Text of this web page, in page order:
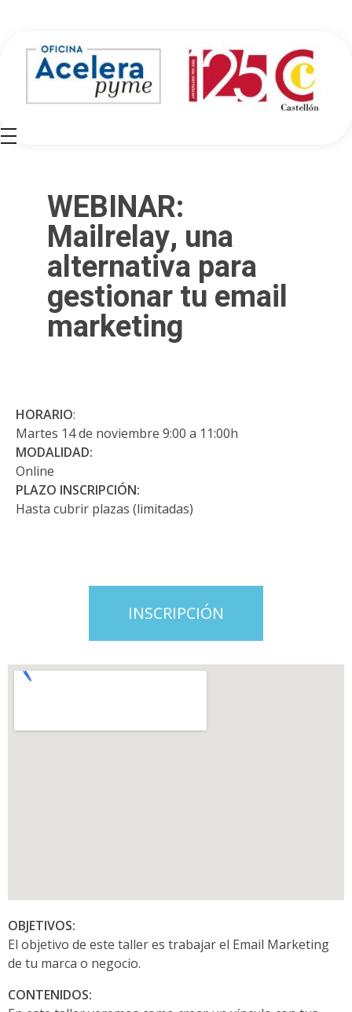
WEBINAR:
Mailrelay, una
alternativa para
gestionar tu email
marketing
HORARIO:
Martes 14 de noviembre 9:00 a 11:00h
MODALIDAD:
Online
PLAZO INSCRIPCIÓN:
Hasta cubrir plazas (limitadas)
INSCRIPCIÓN
OBJETIVOS:
El objetivo de este taller es trabajar el Email Marketing
de tu marca o negocio.
CONTENIDOS: